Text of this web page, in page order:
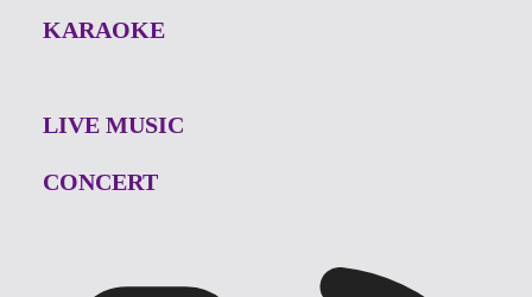
KARAOKE
LIVE MUSIC
CONCERT